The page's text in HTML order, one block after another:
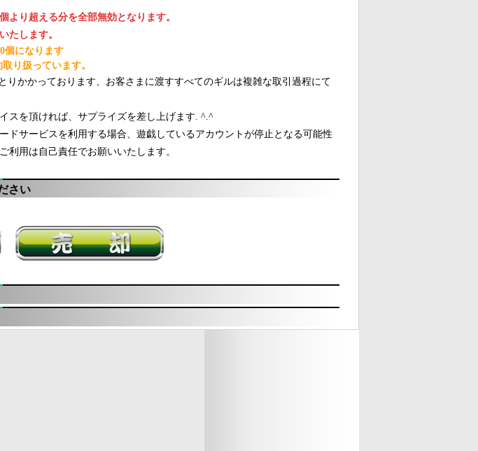
より超える分を全部無効となります。
たします。
個になります
り扱っています。
りかかっております、お客さまに渡すすべてのギルは複雑な取引過程にて
スを頂ければ、サプライズを差し上げます. ^.^
ドサービスを利用する場合、遊戯しているアカウントが停止となる可能性
利用は自己責任でお願いいたします。
さい